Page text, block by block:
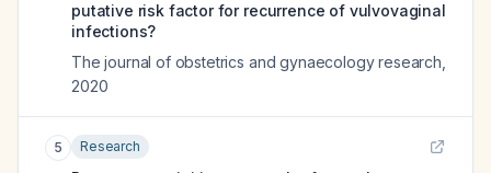
putative risk factor for recurrence of vulvovaginal
infections?
The journal of obstetrics and gynaecology research
2020
5 Research